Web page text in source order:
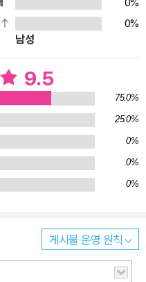
고 자발적 외톨이를 선택한
피해 도피 생활을 하느라 어쩔
쥐죽’을 만나면서 서로의 마음
담아내고 있다. ‘나’와
자발적 외톨이 문화가 넓은 계
수밖에 없다. 다 함께 더불어
은 가족 간의 어울림이 점점
는 개인주의를 넘어, 이기주
예민한 시기에 있는 청소년
로 작용하기도 해서 심각한
비난하거나 폄하하는 건 아니
의 심리와 상황을 찬찬히 설명
을 깊숙이 들여다봄으로써 그
0%
0%
남성
9.5
75.0%
25.0%
0%
0%
0%
게시물 운영 원칙